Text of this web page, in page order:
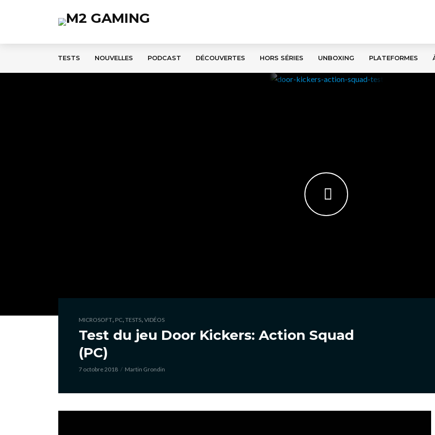
TESTS NOUVELLES PODCAST DÉCOUVERTES HORS SÉRIES UNBOXING PLATEFORMES
MICROSOFT, PC, TESTS, VIDÉOS
Test du jeu Door Kickers: Action Squad
(PC)
7 octobre 2018 Martin Grondin